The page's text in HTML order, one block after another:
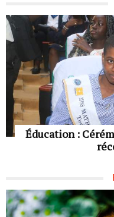
Éducation :